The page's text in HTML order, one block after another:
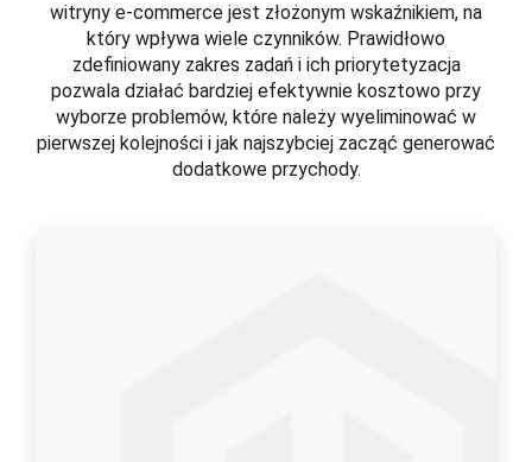
witryny e-commerce jest złożonym wskaźnikiem, na
który wpływa wiele czynników. Prawidłowo
zdefiniowany zakres zadań i ich priorytetyzacja
pozwala działać bardziej efektywnie kosztowo przy
wyborze problemów, które należy wyeliminować w
pierwszej kolejności i jak najszybciej zacząć generować
dodatkowe przychody.